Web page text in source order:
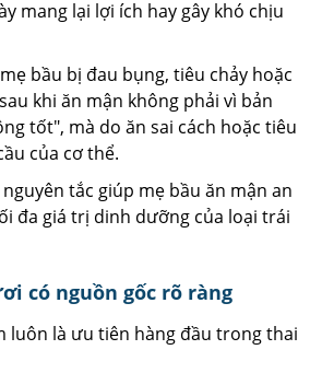
mang lại lợi ích hay gây khó chịu
bầu bị đau bụng, tiêu chảy hoặc
khi ăn mận không phải vì bản
tốt", mà do ăn sai cách hoặc tiêu
của cơ thể.
tắc giúp mẹ bầu ăn mận an
đa giá trị dinh dưỡng của loại trái
có nguồn gốc rõ ràng
luôn là ưu tiên hàng đầu trong thai